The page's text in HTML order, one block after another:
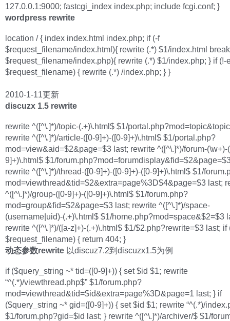
127.0.0.1:9000; fastcgi_index index.php; include fcgi.conf; }
wordpress rewrite
location / { index index.html index.php; if (-f
$request_filename/index.html){ rewrite (.*) $1/index.html
$request_filename/index.php){ rewrite (.*) $1/index.php; } if (!-
$request_filename) { rewrite (.*) /index.php; } }
2010-1-11更新
discuzx 1.5 rewrite
rewrite ^([^\.]*)/topic-(.+)\.html$ $1/
rewrite ^([^\.]*)/article-([0-9]+)-([0-9]+)\.html$ $1/portal.php?
mod=view&aid=$2&page=$3 last; rewrite ^([^\.]*)/forum-(\w+)-
9]+)\.html$ $1/
rewrite ^([^\.]*)/thread-([0-9]+)-([0-9]+)-([0-9]+)\.html$ $1/
mod=viewthread&tid=$2&extra=page%3D$4&page=$3 last;
^([^\.]*)/group-([0-9]+)-([0-9]+)\.html$ $1/forum.php?
mod=group&fid=$2&page=$3 last; rewrite ^([^\.]*)/space-
(username|uid)-(.+)\.html$ $1/home.php?mod=space&$2=$3
rewrite ^([^\.]*)/([a-z]+)-(.+)\.html$ $1/$2.php?rewrite=$3 last; if
$request_filename) { return 404; }
动态参数rewrite 以discuz7.2到discuzx1.5为例
if ($query_string ~* tid=([0-9]+)) { set $id $1; rewrite
“^(.*)/viewthread.php$” $1/forum.php?
mod=viewthread&tid=$id&extra=page%3D&page=1 last; } if
($query_string ~* gid=([0-9]+)) { set $id $1; rewrite “^(.*)/
$1/forum.php?gid=$id last; } rewrite ^([^\.]*)/archiver/$ $1/